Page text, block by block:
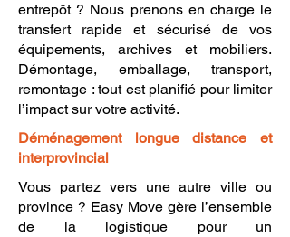
entrepôt ? Nous prenons en charge le
transfert rapide et sécurisé de vos
équipements, archives et mobiliers.
Démontage, emballage, transport,
remontage : tout est planifié pour limiter
l’impact sur votre activité.
Déménagement longue distance et
interprovincial
Vous partez vers une autre ville ou
province ? Easy Move gère l’ensemble
de la logistique pour un